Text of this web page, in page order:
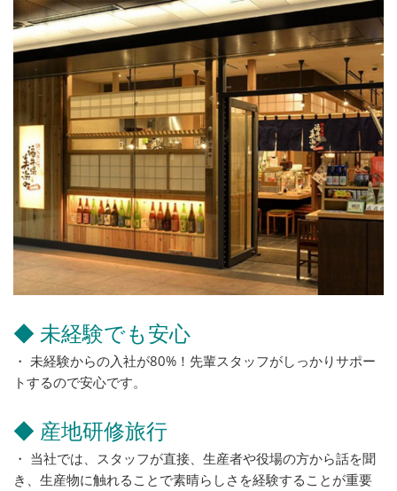
◆ 未経験でも安心
・ 未経験からの入社が80%！先輩スタッフがしっかりサポー
トするので安心です。
◆ 産地研修旅行
・ 当社では、スタッフが直接、生産者や役場の方から話を聞
き、生産物に触れることで素晴らしさを経験することが重要